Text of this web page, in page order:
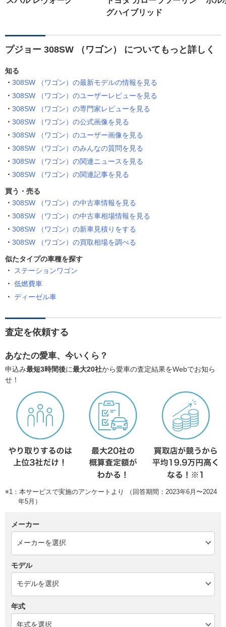
グハイブリッド
プジョー 308SW （ワゴン） についてもっと詳しく
知る
308SW （ワゴン）の最新モデルの情報を見る
308SW （ワゴン）のユーザーレビューを見る
308SW （ワゴン）の専門家レビューを見る
308SW （ワゴン）の公式画像を見る
308SW （ワゴン）のユーザー画像を見る
308SW （ワゴン）のみんなの質問を見る
308SW （ワゴン）の関連ニュースを見る
308SW （ワゴン）の関連記事を見る
買う・売る
308SW （ワゴン）の中古車情報を見る
308SW （ワゴン）の中古車相場情報を見る
308SW （ワゴン）の新車見積りをする
308SW （ワゴン）の買取相場を調べる
似たタイプの車種を探す
ステーションワゴン
低燃費車
ディーゼル車
査定を依頼する
あなたの愛車、今いくら？
申込み最短3時間後に最大20社から愛車の査定結果をWebでお知ら
せ！
※1：本サービスで実施のアンケートより （回答期間：2023年6月〜2024
年5月）
メーカー
モデル
年式